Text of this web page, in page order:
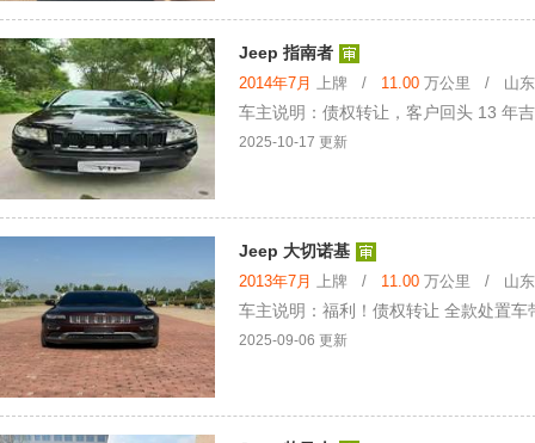
Jeep 指南者
2014年7月 上牌 / 11.00 万公里 / 山东
车主说明：债权转让，客户回头 13 年
2025-10-17 更新
Jeep 大切诺基
2013年7月 上牌 / 11.00 万公里 / 山东
车主说明：福利！债权转让 全款处置
2025-09-06 更新